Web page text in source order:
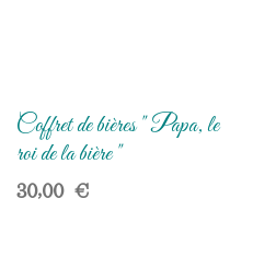
Coffret de bières " Papa, le
roi de la bière "
30,00€